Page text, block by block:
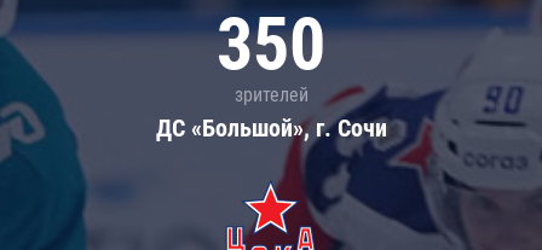
350
зрителей
ДС «Большой», г. Сочи